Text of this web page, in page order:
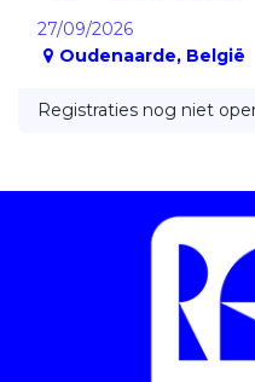
27/09/2026
Oudenaarde, België
Registraties nog niet